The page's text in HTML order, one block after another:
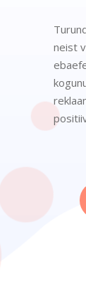
neist